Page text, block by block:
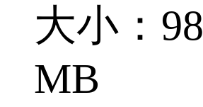
大小：
MB